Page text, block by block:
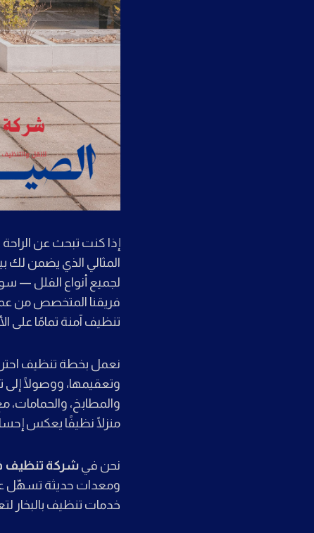
إذا كنت تبحث عن الراحة
المثالي الذي يضمن لك
لجميع أنواع الفلل —
فريقنا المتخصص من
تنظيف آمنة تمامًا على
نعمل بخطة تنظيف
وتعقيمها، ووصولًا إلى
منزلًا نظيفًا يعكس
نحن فيشركة تنظيف فلل
ومعدات حديثة تسهّل
خدمات تنظيف بالبخار